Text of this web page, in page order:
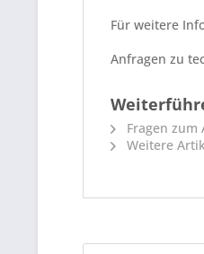
Für weitere
Anfragen zu
Fragen zum
Weitere